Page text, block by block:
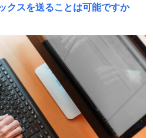
クスを送ることは可能ですか